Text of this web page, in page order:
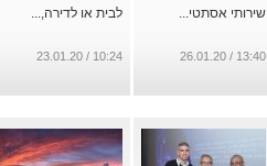
שירותי אסתטי...
13:40 / 26.01.20
לבית או לדירה,...
10:24 / 23.01.20